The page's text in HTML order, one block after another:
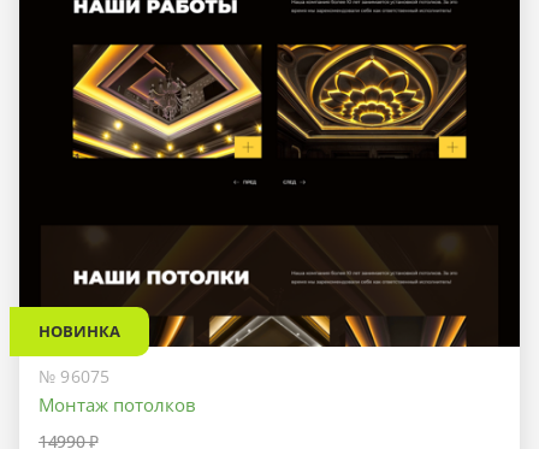
НОВИНКА
№ 96075
Монтаж потолков
14990 ₽